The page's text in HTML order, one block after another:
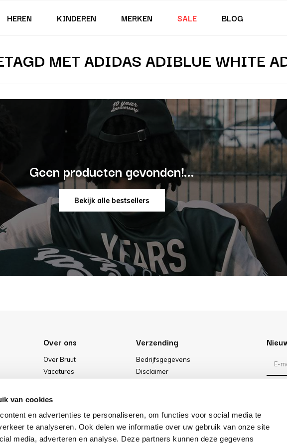
van cookies
en advertenties te personaliseren, om functies voor social media te
te analyseren. Ook delen we informatie over uw gebruik van onze site
media, adverteren en analyse. Deze partners kunnen deze gegevens
HEREN KINDEREN MERKEN SALE BLOG
MET ADIDAS ADIBLUE WHITE
Geen producten gevonden!...
Bekijk alle bestsellers
Over ons
Over Bruut
Vacatures
Onze winkel
Verzending
Bedrijfsgegevens
Disclaimer